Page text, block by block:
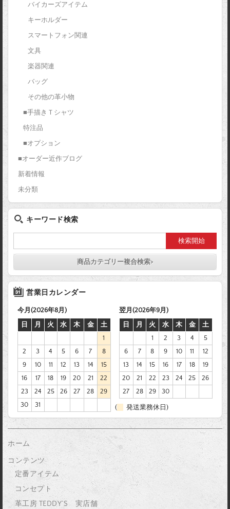
バイカーズアイテム
キーホルダー
スマートフォン関連
文具
楽器関連
バッグ
その他の革小物
■手描きＴシャツ
特注品
■オプション
■オーダー近作ブログ
新着情報
未分類
キーワード検索
商品カテゴリー複合検索>
営業日カレンダー
今月(2026年8月)
日
月 火 水 木 金
土
1
2
3 4 5 6 7
8
9
10 11 12 13 14
15
16
17 18 19 20 21
22
23
24 25 26 27 28
29
30
31
翌月(2026年9月)
日
月 火 水 木 金
土
1
2 3 4
5
6
7 8 9 10 11
12
13
14 15 16 17 18
19
20
21 22 23 24 25
26
27
28 29 30
( 発送業務休日)
ホーム
コンテンツ
定番アイテム
コンセプト
革工房 TEDDY’S 実店舗